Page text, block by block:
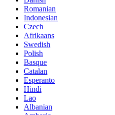
Romanian
Indonesian
Czech
Afrikaans
Swedish
Polish
Basque
Catalan
Esperanto
Hindi
Lao
Albanian